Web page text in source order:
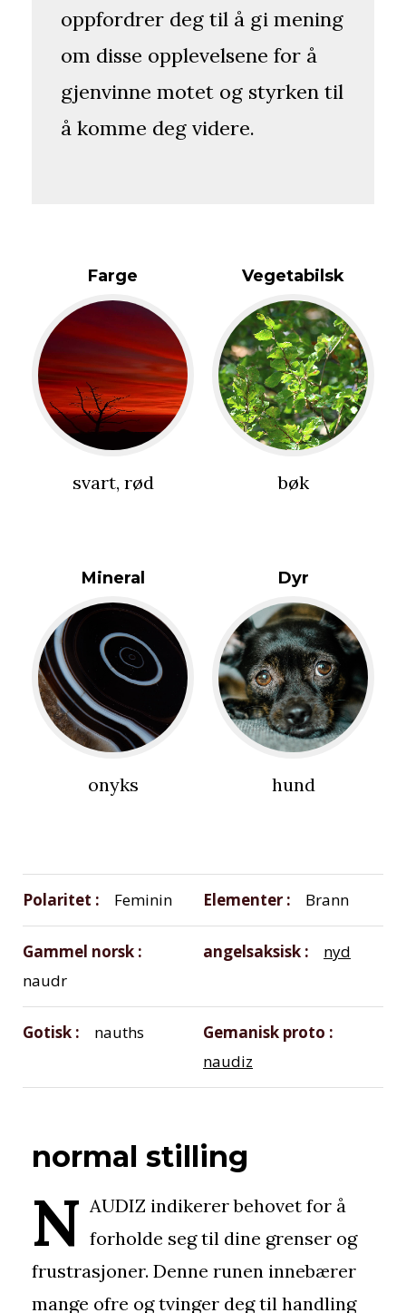
oppfordrer deg til å gi mening
om disse opplevelsene for å
gjenvinne motet og styrken til
å komme deg videre.
Farge
svart, rød
Vegetabilsk
bøk
Mineral
onyks
Dyr
hund
Polaritet Feminin Elementer Brann
Gammel norsk
naudr
angelsaksisk nyd
Gotisk nauths
Gemanisk proto
naudiz
normal stilling
N AUDIZ indikerer behovet for å
forholde seg til dine grenser og
frustrasjoner. Denne runen innebærer
mange ofre og tvinger deg til handling